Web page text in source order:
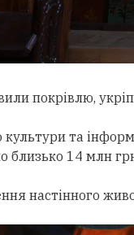
покрівлю,
та
близько 14 млн
настінного